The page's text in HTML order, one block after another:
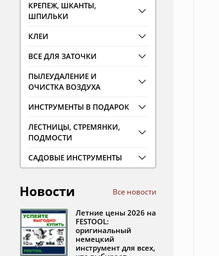
КРЕПЕЖ, ШКАНТЫ,
ШПИЛЬКИ
КЛЕИ
ВСЕ ДЛЯ ЗАТОЧКИ
ПЫЛЕУДАЛЕНИЕ И
ОЧИСТКА ВОЗДУХА
ИНСТРУМЕНТЫ В ПОДАРОК
ЛЕСТНИЦЫ, СТРЕМЯНКИ,
ПОДМОСТИ
САДОВЫЕ ИНСТРУМЕНТЫ
Новости Все новости
Летние цены 2026 на
FESTOOL:
оригинальный
немецкий
инструмент для всех,